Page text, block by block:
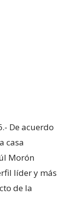
De acuerdo
casa
Morón
líder y más
de la